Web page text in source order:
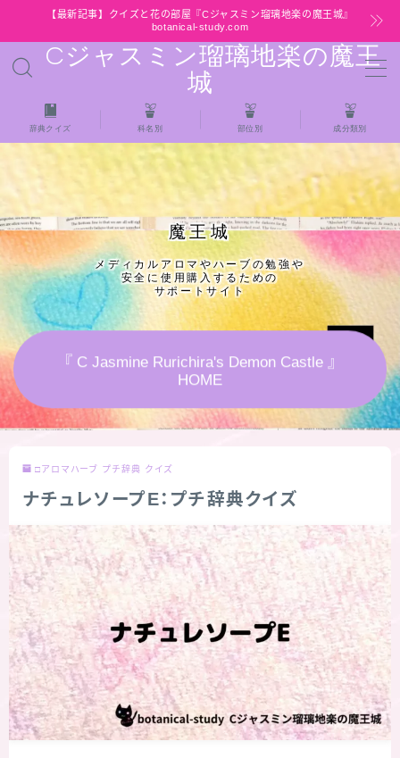
【最新記事】クイズと花の部屋『Cジャスミン瑠璃地楽の魔王城』
botanical-study.com
Cジャスミン瑠璃地楽の魔王
城
MENU
HOME
【最新】クイズと花の部屋
★全種/アロマハーブスパイス基材 プチ辞典ク
イズ＆プチ辞典
★アロマ検定＋αクイズ
★アロマハーブ傾向チェック
秘密部屋
お知らせ
公式ウェブサイト『Botanical Study』
Cジャスミン瑠璃地楽の主な活動先リンク集
プロフィール
アロマハーブアンケート
辞典クイズ 科名別 部位別 成分類別
魔王城
メディカルアロマやハーブの勉強や
安全に使用購入するための
サポートサイト
『 C Jasmine Rurichira's Demon Castle 』
HOME
□アロマハーブ プチ辞典 クイズ
ナチュレソープE：プチ辞典クイズ